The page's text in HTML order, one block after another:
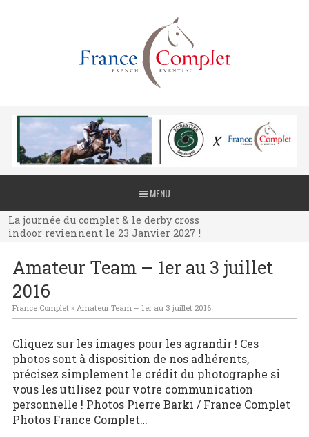
MENU
La journée du complet & le derby cross
indoor reviennent le 23 Janvier 2027 !
La journée du complet & le derby cross
indoor reviennent le 23 Janvier 2027 !
indoor reviennent le 23 Janvier 2027 !
Amateur Team – 1er au 3 juillet
2016
France Complet» Amateur Team – 1er au 3 juillet 2016
Cliquez sur les images pour les agrandir ! Ces
photos sont à disposition de nos adhérents,
précisez simplement le crédit du photographe si
vous les utilisez pour votre communication
personnelle ! Photos Pierre Barki / France Complet
Photos France Complet…